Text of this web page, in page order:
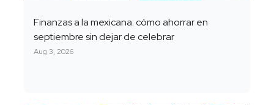
Finanzas a la mexicana: cómo ahorrar en
septiembre sin dejar de celebrar
Aug 3, 2026